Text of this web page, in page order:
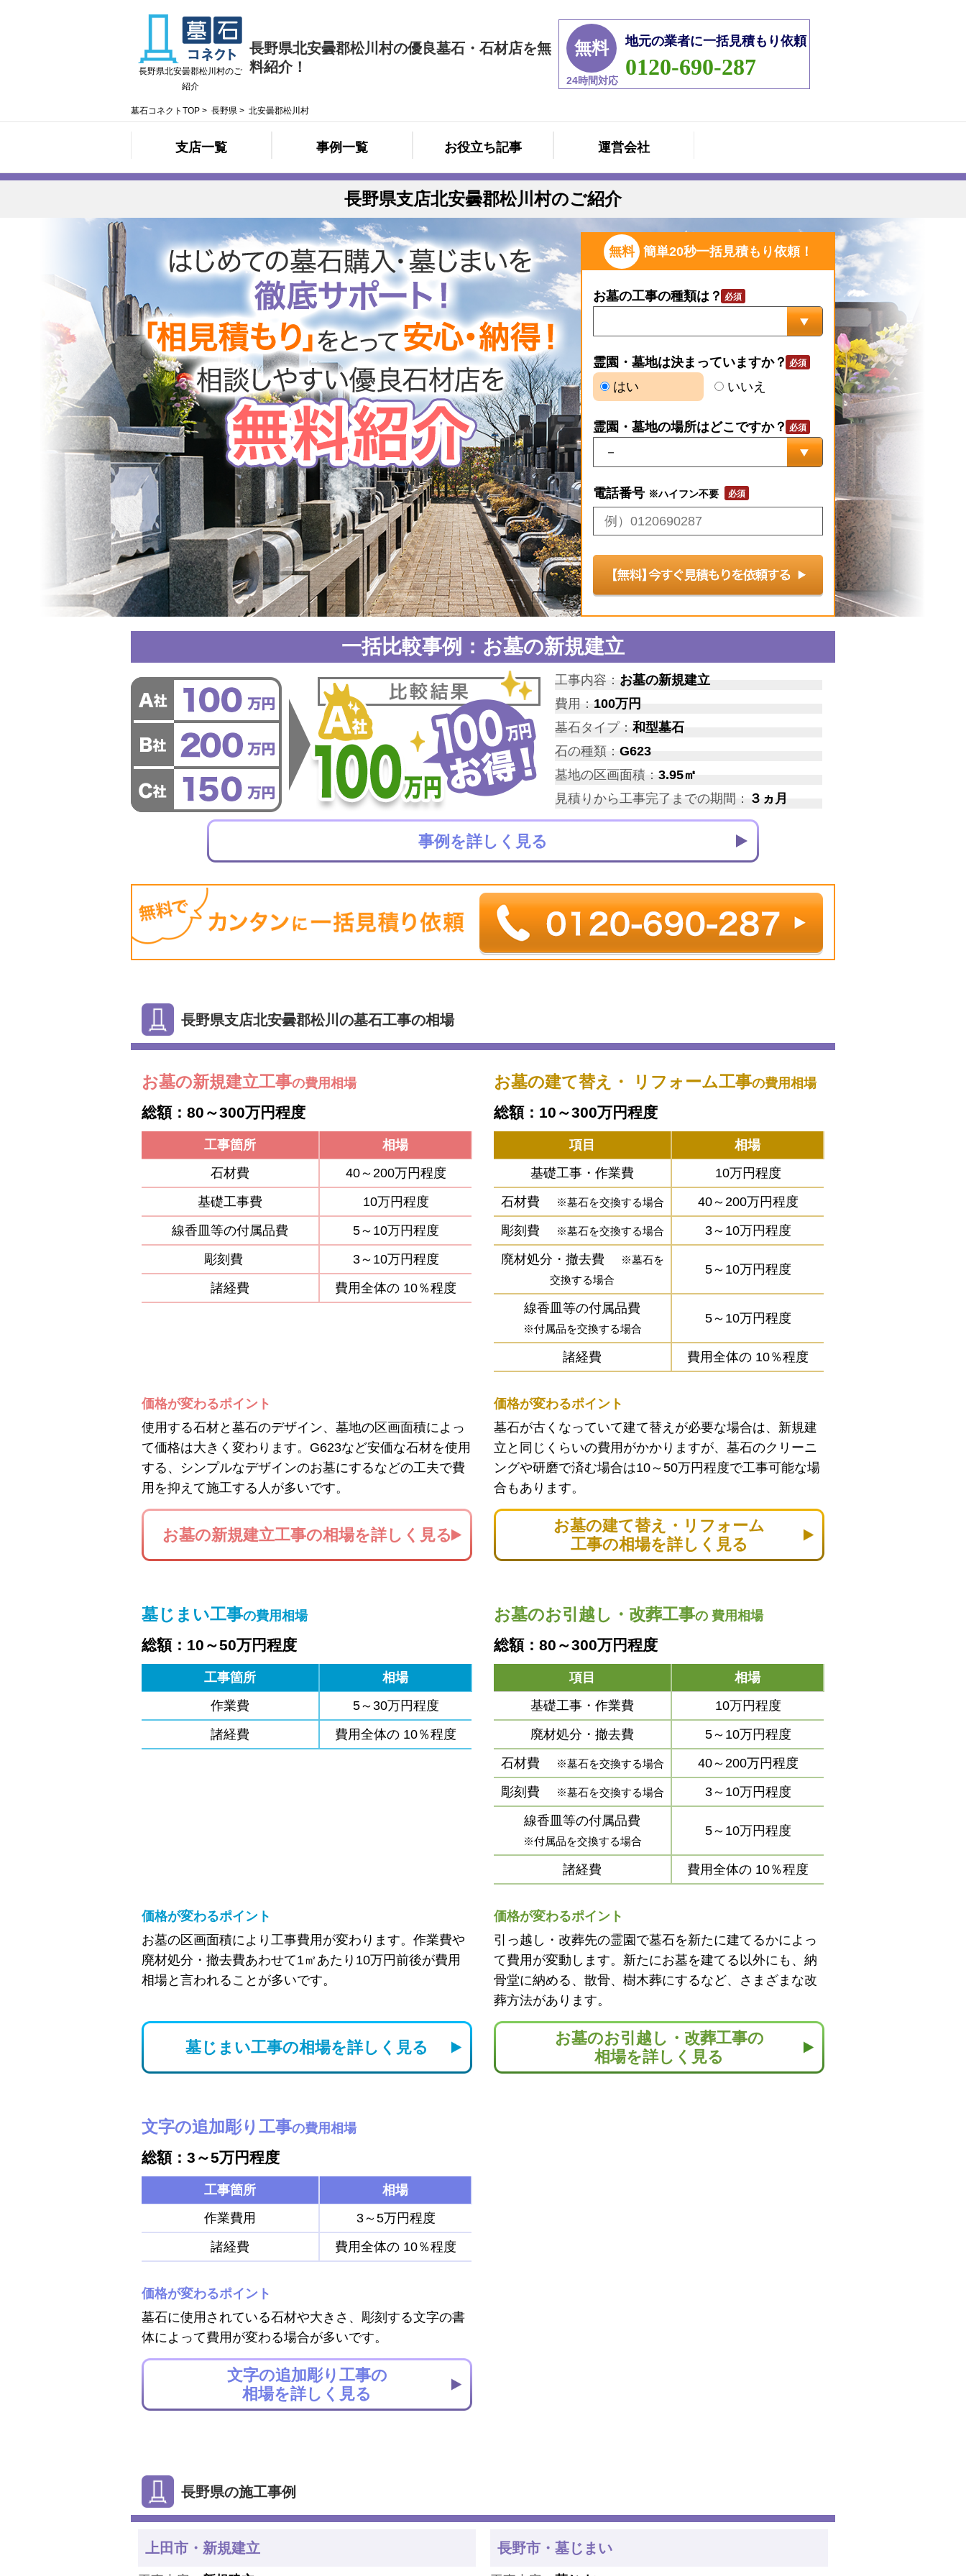
長野県北安曇郡松川村の優良墓石・石材店を無
料紹介！
長野県北安曇郡松川村のご
紹介
墓石コネクトTOP > 長野県 > 北安曇郡松川村
無料
24時間対応
地元の業者に一括見積もり依頼
0120-690-287
支店一覧 事例一覧 お役立ち記事 運営会社
長野県支店北安曇郡松川村のご紹介
無料 簡単20秒一括見積もり依頼！
お墓の工事の種類は？
霊園・墓地は決まっていますか？
はい
いいえ
霊園・墓地の場所はどこですか？
電話番号 ※ハイフン不要
一括比較事例：お墓の新規建立
工事内容： お墓の新規建立
費用： 100万円
墓石タイプ：和型墓石
石の種類： G623
墓地の区画面積： 3.95㎡
見積りから工事完了までの期間： ３ヵ月
事例を詳しく見る
長野県支店北安曇郡松川の墓石工事の相場
お墓の新規建立工事の費用相場
総額：80～300万円程度
工事箇所
相場
石材費
40～200万円程度
基礎工事費
10万円程度
線香皿等の付属品費
5～10万円程度
彫刻費
3～10万円程度
諸経費
費用全体の 10％程度
価格が変わるポイント
使用する石材と墓石のデザイン、墓地の区画面積によっ
て価格は大きく変わります。G623など安価な石材を使用
する、シンプルなデザインのお墓にするなどの工夫で費
用を抑えて施工する人が多いです。
お墓の新規建立工事の相場を詳しく見る
お墓の建て替え・ リフォーム工事の費用相場
総額：10～300万円程度
項目
相場
基礎工事・作業費
10万円程度
石材費
※墓石を交換する場合
40～200万円程度
彫刻費
※墓石を交換する場合
3～10万円程度
廃材処分・撤去費
※墓石を
交換する場合
5～10万円程度
線香皿等の付属品費
※付属品を交換する場合
5～10万円程度
諸経費 費用全体の 10％程度
価格が変わるポイント
墓石が古くなっていて建て替えが必要な場合は、新規建
立と同じくらいの費用がかかりますが、墓石のクリーニ
ングや研磨で済む場合は10～50万円程度で工事可能な場
合もあります。
お墓の建て替え・リフォーム
工事の相場を詳しく見る
墓じまい工事の費用相場
総額：10～50万円程度
工事箇所
相場
作業費
5～30万円程度
諸経費
費用全体の 10％程度
価格が変わるポイント
お墓の区画面積により工事費用が変わります。作業費や
廃材処分・撤去費あわせて1㎡あたり10万円前後が費用
相場と言われることが多いです。
墓じまい工事の相場を詳しく見る
お墓のお引越し・改葬工事の 費用相場
総額：80～300万円程度
項目
相場
基礎工事・作業費
10万円程度
廃材処分・撤去費
5～10万円程度
石材費
※墓石を交換する場合
40～200万円程度
彫刻費
※墓石を交換する場合
3～10万円程度
線香皿等の付属品費
※付属品を交換する場合
5～10万円程度
諸経費 費用全体の 10％程度
価格が変わるポイント
引っ越し・改葬先の霊園で墓石を新たに建てるかによっ
て費用が変動します。新たにお墓を建てる以外にも、納
骨堂に納める、散骨、樹木葬にするなど、さまざまな改
葬方法があります。
お墓のお引越し・改葬工事の
相場を詳しく見る
文字の追加彫り工事の費用相場
総額：3～5万円程度
工事箇所
相場
作業費用
3～5万円程度
諸経費
費用全体の 10％程度
価格が変わるポイント
墓石に使用されている石材や大きさ、彫刻する文字の書
体によって費用が変わる場合が多いです。
文字の追加彫り工事の
相場を詳しく見る
長野県の施工事例
上田市・新規建立 長野市・墓じまい